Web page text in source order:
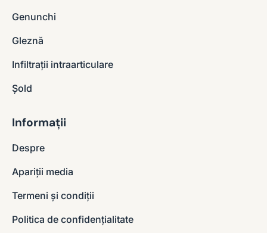
Genunchi
Gleznă
Infiltrații intraarticulare
Șold
Informații
Despre
Apariții media
Termeni și condiții
Politica de confidențialitate